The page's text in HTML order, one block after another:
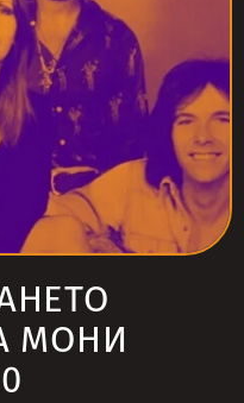
МОНИ